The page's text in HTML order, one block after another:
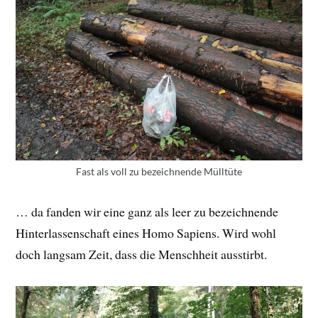
Fast als voll zu bezeichnende Mülltüte
… da fanden wir eine ganz als leer zu bezeichnende
Hinterlassenschaft eines Homo Sapiens. Wird wohl
doch langsam Zeit, dass die Menschheit ausstirbt.